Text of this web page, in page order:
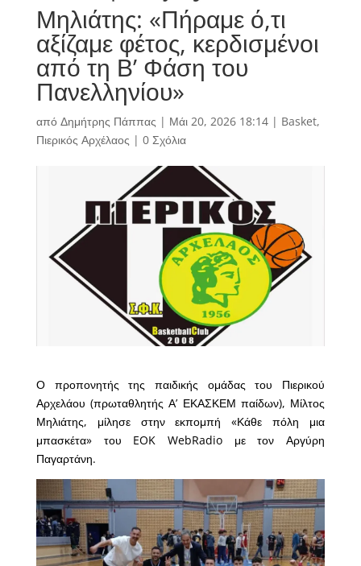
Μηλιάτης: «Πήραμε ό,τι
αξίζαμε φέτος, κερδισμένοι
από τη Β’ Φάση του
Πανελληνίου»
από Δημήτρης Πάππας | Μάι 20, 2026 18:14| Basket,
Πιερικός Αρχέλαος | 0 Σχόλια
Ο προπονητής της παιδικής ομάδας του Πιερικού
Αρχελάου (πρωταθλητής Α’ ΕΚΑΣΚΕΜ παίδων), Μίλτος
Μηλιάτης, μίλησε στην εκπομπή «Κάθε πόλη μια
μπασκέτα» του EOK WebRadio με τον Αργύρη
Παγαρτάνη.